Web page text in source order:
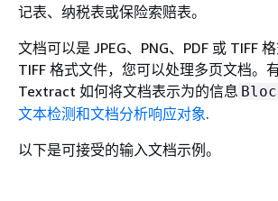
记表、纳税表或保险索赔表。
文档可以是 JPEG、PNG、PDF 或 TIFF
TIFF 格式文件，您可以处理多页文档。
Textract 如何将文档表示为的信息
文本检测和文档分析响应对象.
以下是可接受的输入文档示例。